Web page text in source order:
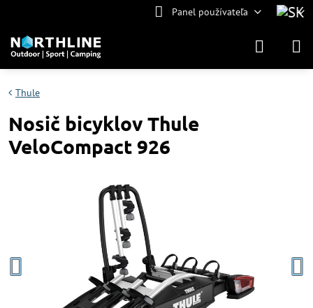
Panel používateľa
Thule
Nosič bicyklov Thule
VeloCompact 926